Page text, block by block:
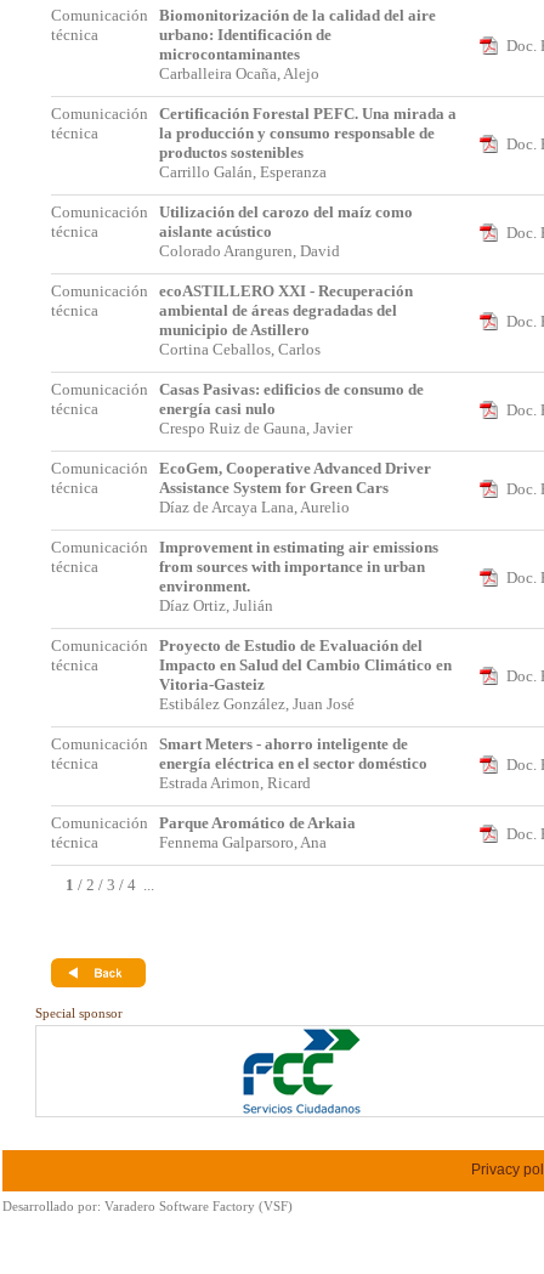
Comunicación
técnica
Biomonitorización de la calidad del aire
urbano: Identificación de
microcontaminantes
Carballeira Ocaña, Alejo
Doc.
Comunicación
técnica
Certificación Forestal PEFC. Una mirada a
la producción y consumo responsable de
productos sostenibles
Carrillo Galán, Esperanza
Doc.
Comunicación
técnica
Utilización del carozo del maíz como
aislante acústico
Colorado Aranguren, David
Doc.
Comunicación
técnica
ecoASTILLERO XXI - Recuperación
ambiental de áreas degradadas del
municipio de Astillero
Cortina Ceballos, Carlos
Doc.
Comunicación
técnica
Casas Pasivas: edificios de consumo de
energía casi nulo
Crespo Ruiz de Gauna, Javier
Doc.
Comunicación
técnica
EcoGem, Cooperative Advanced Driver
Assistance System for Green Cars
Díaz de Arcaya Lana, Aurelio
Doc.
Comunicación
técnica
Improvement in estimating air emissions
from sources with importance in urban
environment.
Díaz Ortiz, Julián
Doc.
Comunicación
técnica
Proyecto de Estudio de Evaluación del
Impacto en Salud del Cambio Climático en
Vitoria-Gasteiz
Estibález González, Juan José
Doc.
Comunicación
técnica
Smart Meters - ahorro inteligente de
energía eléctrica en el sector doméstico
Estrada Arimon, Ricard
Doc.
Comunicación
técnica
Parque Aromático de Arkaia
Fennema Galparsoro, Ana
Doc.
1 / 2 / 3 / 4 ...
Special sponsor
Privacy
Desarrollado por: Varadero Software Factory (VSF)